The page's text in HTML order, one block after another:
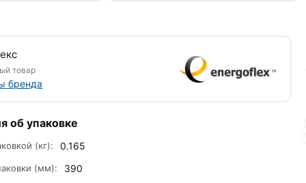
товар
бренда
об упаковке
(кг): 0.165
(мм): 390